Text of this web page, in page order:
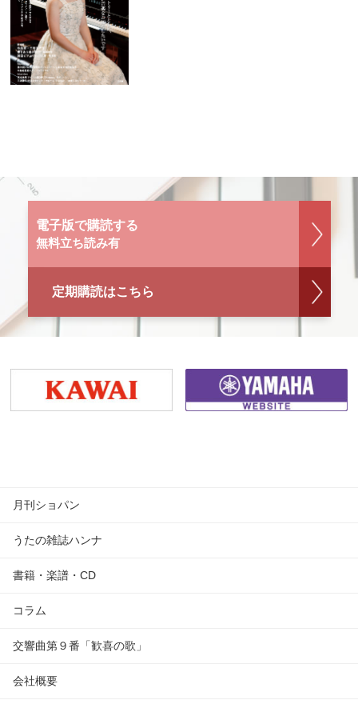
電子版で購読する
無料立ち読み有
定期購読はこちら
月刊ショパン
うたの雑誌ハンナ
書籍・楽譜・CD
コラム
交響曲第９番「歓喜の歌」
会社概要